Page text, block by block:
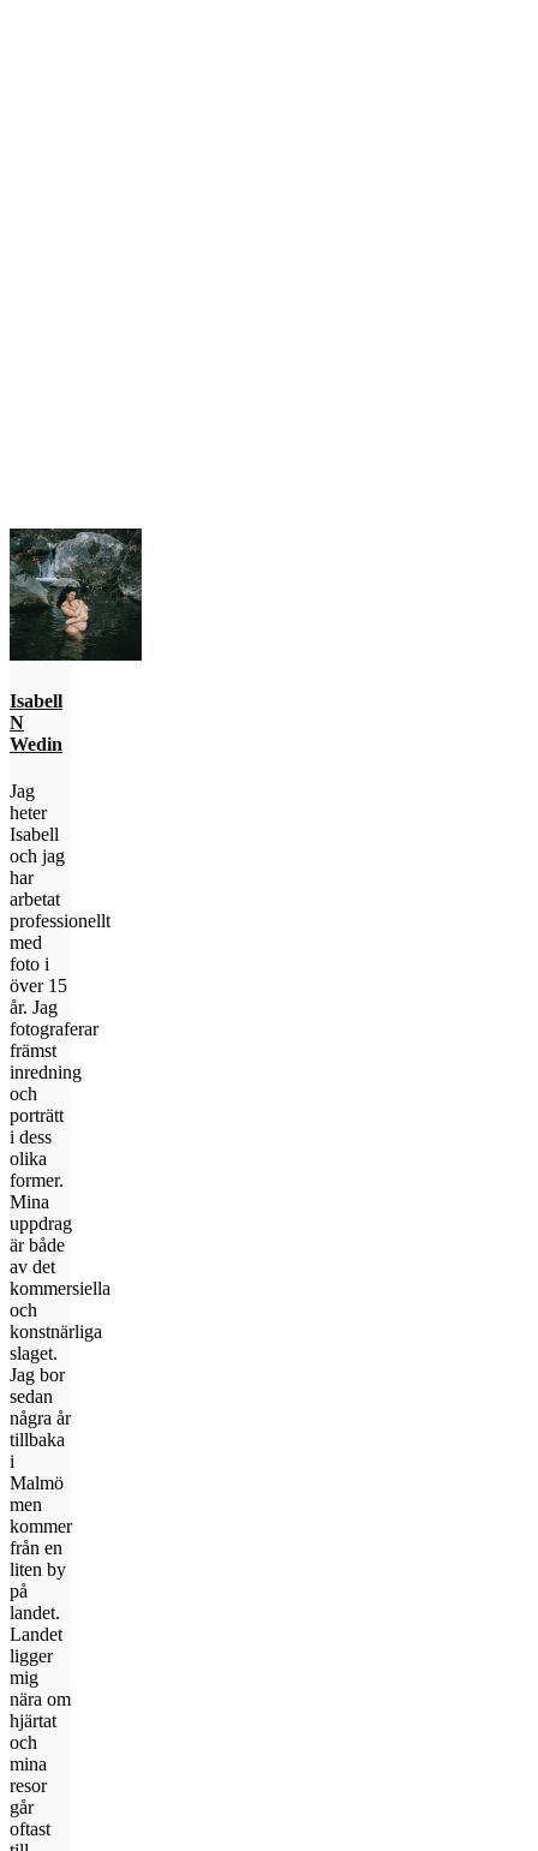
Isabell
N
Wedin
Jag
heter
Isabell
och jag
har
arbetat
professionellt
med
foto i
över 15
år. Jag
fotograferar
främst
inredning
och
porträtt
i dess
olika
former.
Mina
uppdrag
är både
av det
kommersiella
och
konstnärliga
slaget.
Jag bor
sedan
några år
tillbaka
i
Malmö
men
kommer
från en
liten by
på
landet.
Landet
ligger
mig
nära om
hjärtat
och
mina
resor
går
oftast